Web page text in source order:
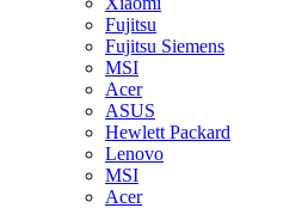
Fujitsu
Fujitsu Siemens
MSI
Acer
ASUS
Hewlett Packard
Lenovo
MSI
Acer